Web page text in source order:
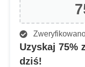
Uzyskaj 75%
dziś!